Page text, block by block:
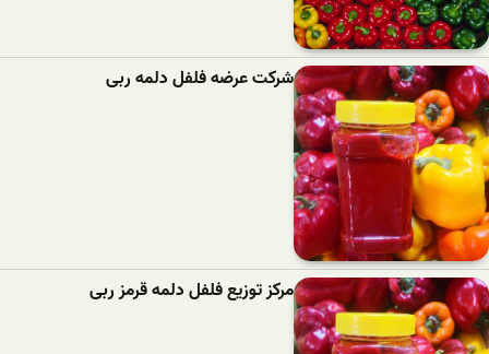
شرکت عرضه فلفل دلمه ربی
مرکز توزیع فلفل دلمه قرمز ربی